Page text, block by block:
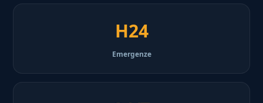
H24
Emergenze